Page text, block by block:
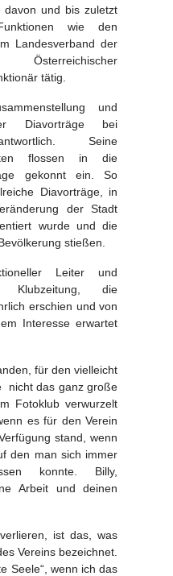
davon und bis zuletzt
wie den
Landesverband der
Österreichischer
tätig.
und
Diavorträge bei
Seine
flossen in die
gekonnt ein. So
Diavorträge, in
der Stadt
wurde und die
stießen.
Leiter und
Klubzeitung, die
erschien und von
Interesse erwartet
für den vielleicht
nicht das ganz große
Fotoklub verwurzelt
es für den Verein
stand, wenn
den man sich immer
konnte. Billy,
Arbeit und deinen
ist das, was
Vereins bezeichnet.
Seele“, wenn ich das